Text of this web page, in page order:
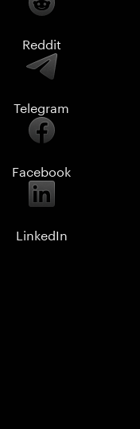
Reddit
Telegram
Facebook
LinkedIn